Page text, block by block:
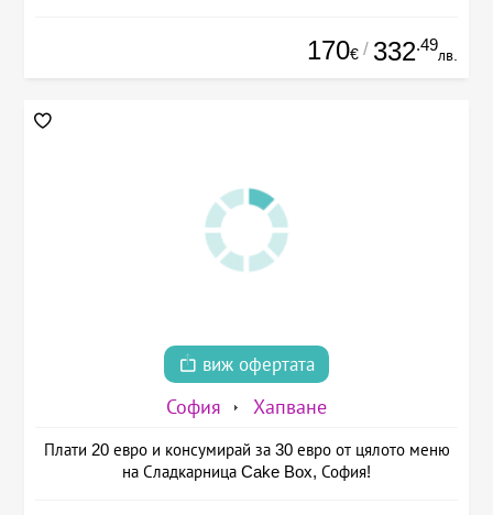
170€ / 332.49
лв.
виж офертата
София Хапване
Плати 20 евро и консумирай за 30 евро от цялото меню
на Сладкарница Cake Box, София!